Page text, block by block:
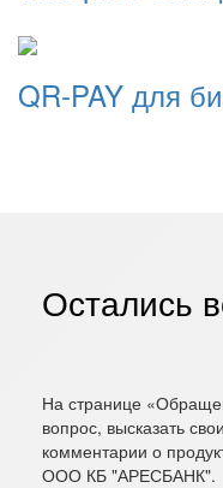
QR-PAY для
Остались
На странице
вопрос, высказать
комментарии о
ООО КБ "АРЕСБАНК".